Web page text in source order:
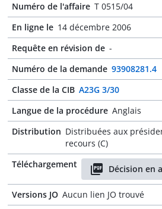
Numéro de l'affaire T 0515/04
En ligne le 14 décembre 2006
Requête en révision de -
Numéro de la demande 93908281.4
Classe de la CIB A23G 3/30
Langue de la procédure Anglais
Distribution Distribuées aux
recours (C)
Téléchargement
Décision en
Versions JO Aucun lien JO trouvé